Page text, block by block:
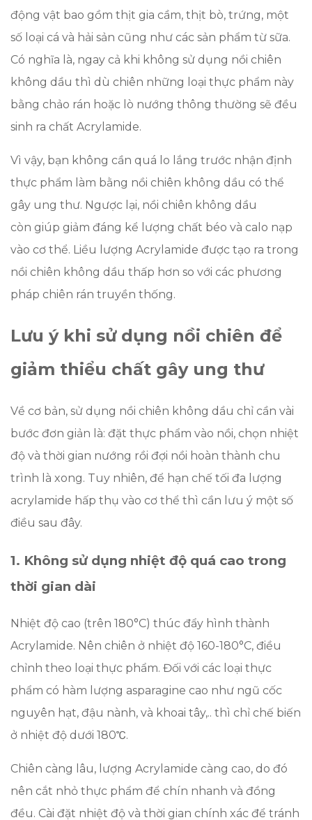
động vật bao gồm thịt gia cầm, thịt bò, trứng, một
số loại cá và hải sản cũng như các sản phẩm từ sữa.
Có nghĩa là, ngay cả khi không sử dụng nồi chiên
không dầu thì dù chiên những loại thực phẩm này
bằng chảo rán hoặc lò nướng thông thường sẽ đều
sinh ra chất Acrylamide.
Vì vậy, bạn không cần quá lo lắng trước nhận định
thực phẩm làm bằng nồi chiên không dầu có thể
gây ung thư. Ngược lại, nồi chiên không dầu
còn giúp giảm đáng kể lượng chất béo và calo nạp
vào cơ thể. Liều lượng Acrylamide được tạo ra trong
nồi chiên không dầu thấp hơn so với các phương
pháp chiên rán truyền thống.
Lưu ý khi sử dụng nồi chiên để
giảm thiểu chất gây ung thư
Về cơ bản, sử dụng nồi chiên không dầu chỉ cần vài
bước đơn giản là: đặt thực phẩm vào nồi, chọn nhiệt
độ và thời gian nướng rồi đợi nồi hoàn thành chu
trình là xong. Tuy nhiên, để hạn chế tối đa lượng
acrylamide hấp thụ vào cơ thể thì cần lưu ý một số
điều sau đây.
1. Không sử dụng nhiệt độ quá cao trong
thời gian dài
Nhiệt độ cao (trên 180°C) thúc đẩy hình thành
Acrylamide. Nên chiên ở nhiệt độ 160-180°C, điều
chỉnh theo loại thực phẩm. Đối với các loại thực
phẩm có hàm lượng asparagine cao như ngũ cốc
nguyên hạt, đậu nành, và khoai tây,.. thì chỉ chế biến
ở nhiệt độ dưới 180℃.
Chiên càng lâu, lượng Acrylamide càng cao, do đó
nên cắt nhỏ thực phẩm để chín nhanh và đồng
đều. Cài đặt nhiệt độ và thời gian chính xác để tránh